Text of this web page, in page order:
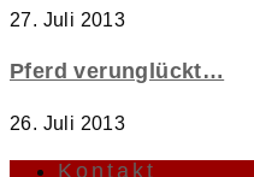
27. Juli 2013
Pferd verunglückt…
26. Juli 2013
Kontakt